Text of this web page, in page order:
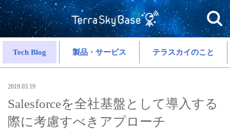
Tech Blog 製品・サービス テラスカイのこと
2019.03.19
Salesforceを全社基盤として導入する
際に考慮すべきアプローチ